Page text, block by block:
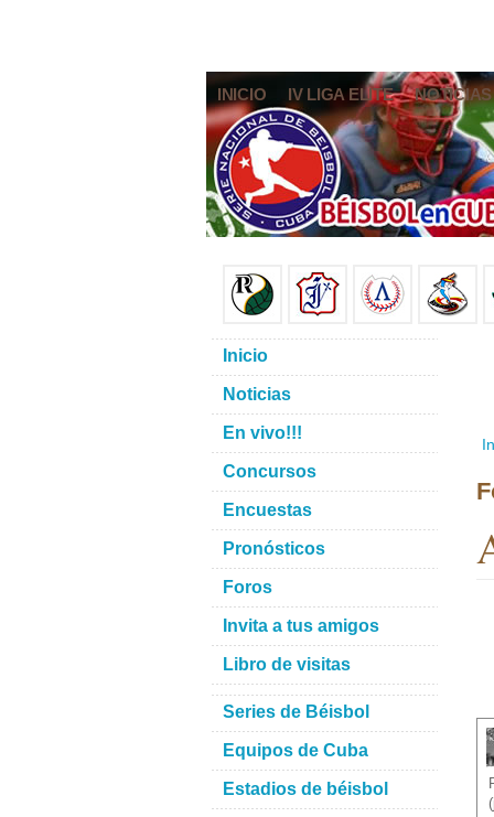
INICIO IV LIGA ELITE NOTICIAS
Inicio
Noticias
En vivo!!!
Concursos
Encuestas
Pronósticos
Foros
Invita a tus amigos
Libro de visitas
Series de Béisbol
Equipos de Cuba
Estadios de béisbol